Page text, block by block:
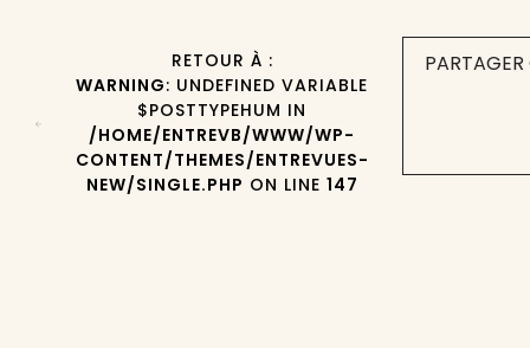
RETOUR À :
WARNING: UNDEFINED VARIABLE
$POSTTYPEHUM IN
/HOME/ENTREVB/WWW/WP-
CONTENT/THEMES/ENTREVUES-
NEW/SINGLE.PHP ON LINE 147